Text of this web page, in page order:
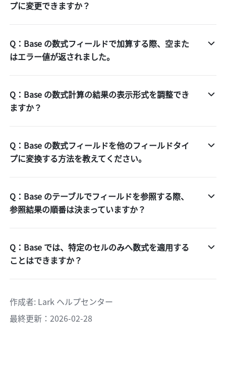
プに変更できますか？
Q：Base の数式フィールドで加算する際、空また
はエラー値が返されました。
Q：Base の数式計算の結果の表示形式を調整でき
ますか？
Q：Base の数式フィールドを他のフィールドタイ
プに変換する方法を教えてください。
Q：Base のテーブルでフィールドを参照する際、
参照結果の順番は決まっていますか？
Q：Base では、特定のセルのみへ数式を適用する
ことはできますか？
作成者: Lark ヘルプセンター
最終更新：2026-02-28